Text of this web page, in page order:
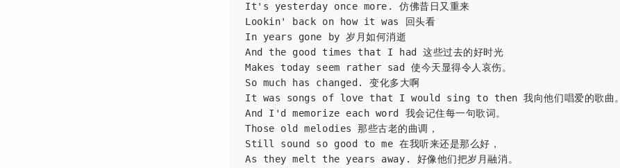
It's yesterday once more. 仿佛昔日又重来
Lookin' back on how it was 回头看
In years gone by 岁月如何消逝
And the good times that I had 这些过去的好时光
Makes today seem rather sad 使今天显得令人哀伤。
So much has changed. 变化多大啊
It was songs of love that I would sing to then 我向他们唱爱的歌曲。
And I'd memorize each word 我会记住每一句歌词。
Those old melodies 那些古老的曲调，
Still sound so good to me 在我听来还是那么好，
As they melt the years away. 好像他们把岁月融消。